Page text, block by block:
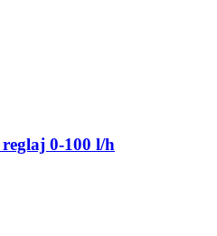
0-100 l/h